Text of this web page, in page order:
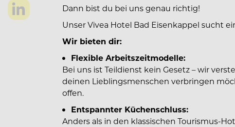
Dann bist du bei uns genau richtig!
Unser Vivea Hotel Bad Eisenkappel sucht
Wir bieten dir:
Flexible Arbeitszeitmodelle:
Bei uns ist Teildienst kein Gesetz – wir
deinen Lieblingsmenschen verbringen
offen.
Entspannter Küchenschluss:
Anders als in den klassischen Tourismus-